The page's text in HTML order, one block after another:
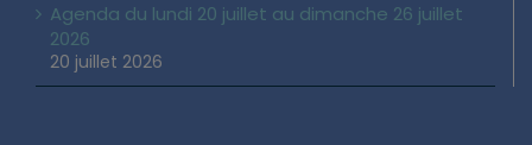
Agenda du lundi 20 juillet au dimanche 26 juillet
2026
20 juillet 2026